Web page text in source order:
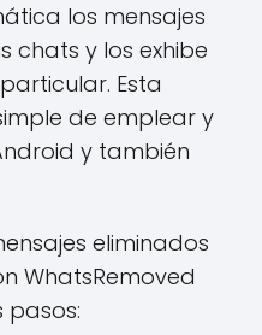
los mensajes
chats y los exhibe
Esta
de emplear y
y también
eliminados
WhatsRemoved
pasos: